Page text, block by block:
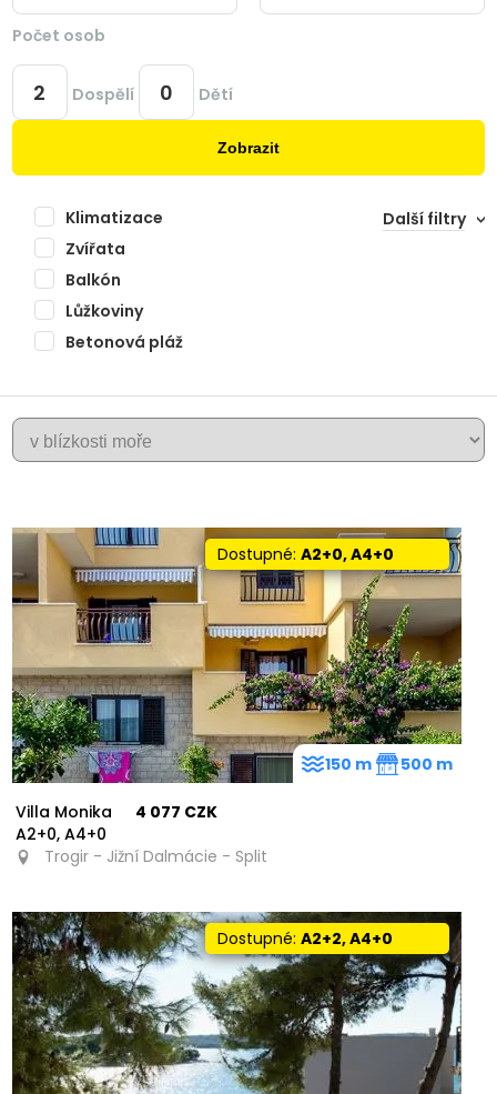
Počet osob
Dospělí Dětí
Zobrazit
Klimatizace
Zvířata
Balkón
Lůžkoviny
Betonová pláž
Další filtry
+
−
CIOVO
Dostupné: A2+0, A4+0
Villa Monika
A2+0, A4+0
4 077 CZK
Trogir - Jižní Dalmácie - Split
150 m 500 m
Dostupné: A2+2, A4+0